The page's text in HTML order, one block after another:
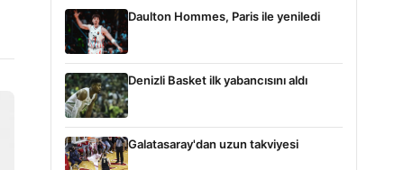
Daulton Hommes, Paris ile yeniledi
Denizli Basket ilk yabancısını aldı
Galatasaray'dan uzun takviyesi